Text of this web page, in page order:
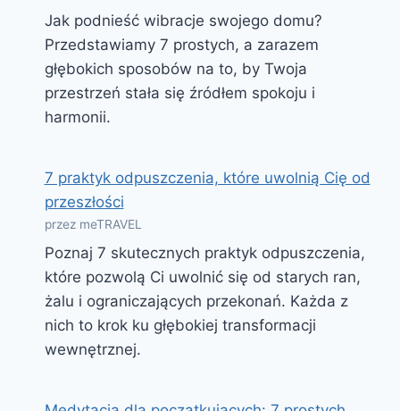
Jak podnieść wibracje swojego domu?
Przedstawiamy 7 prostych, a zarazem
głębokich sposobów na to, by Twoja
przestrzeń stała się źródłem spokoju i
harmonii.
7 praktyk odpuszczenia, które uwolnią Cię od
przeszłości
przez meTRAVEL
Poznaj 7 skutecznych praktyk odpuszczenia,
które pozwolą Ci uwolnić się od starych ran,
żalu i ograniczających przekonań. Każda z
nich to krok ku głębokiej transformacji
wewnętrznej.